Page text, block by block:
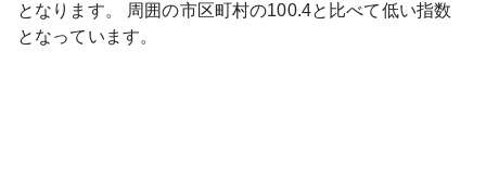
となります。 周囲の市区町村の100.4と比べて低い指数
となっています。